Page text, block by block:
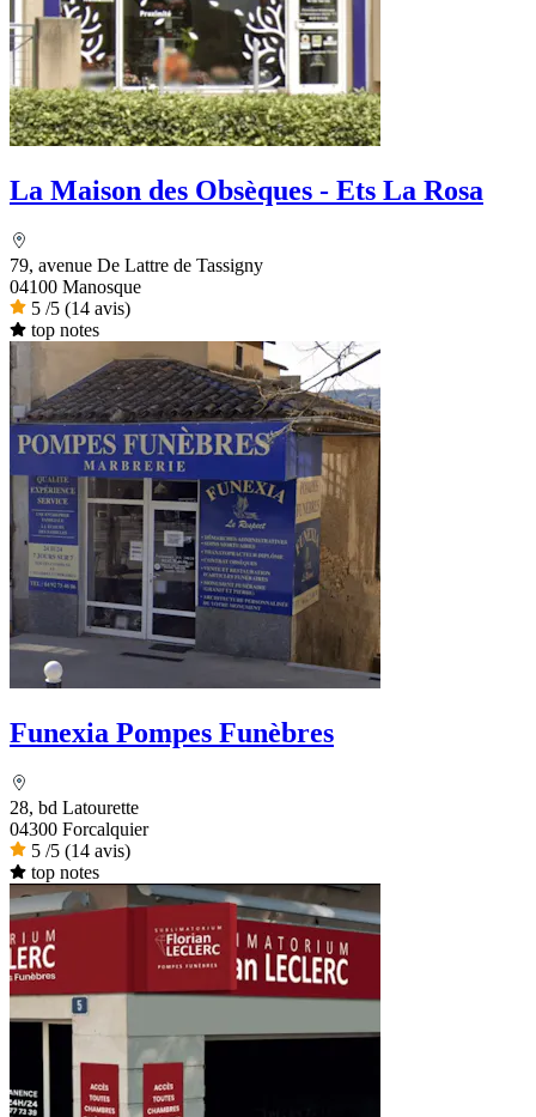
La Maison des Obsèques - Ets La Rosa
79, avenue De Lattre de Tassigny
04100 Manosque
5 /5 (14 avis)
top notes
Funexia Pompes Funèbres
28, bd Latourette
04300 Forcalquier
5 /5 (14 avis)
top notes